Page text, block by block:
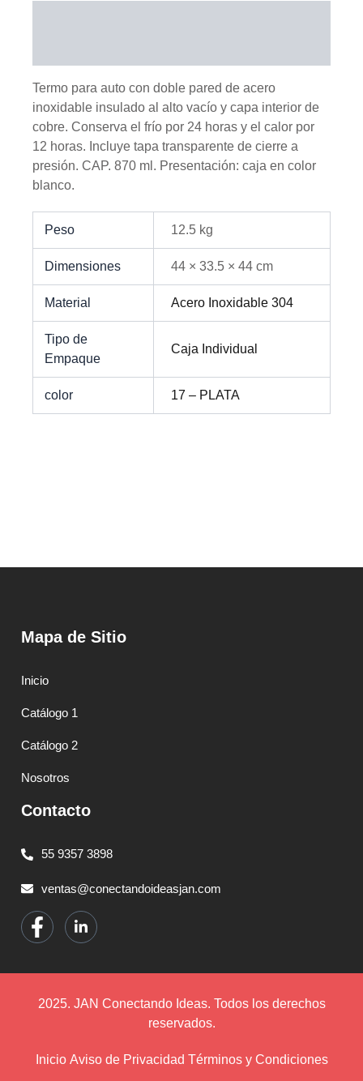
Termo para auto con doble pared de acero
inoxidable insulado al alto vacío y capa interior de
cobre. Conserva el frío por 24 horas y el calor por
12 horas. Incluye tapa transparente de cierre a
presión. CAP. 870 ml. Presentación: caja en color
blanco.
Peso 12.5 kg
Dimensiones 44 × 33.5 × 44 cm
Material Acero Inoxidable 304
Tipo de
Empaque
Caja Individual
color 17 – PLATA
Mapa de Sitio
Inicio
Catálogo 1
Catálogo 2
Nosotros
Contacto
55 9357 3898
ventas@conectandoideasjan.com
2025. JAN Conectando Ideas. Todos los derechos
reservados.
Inicio Aviso de Privacidad Términos y Condiciones